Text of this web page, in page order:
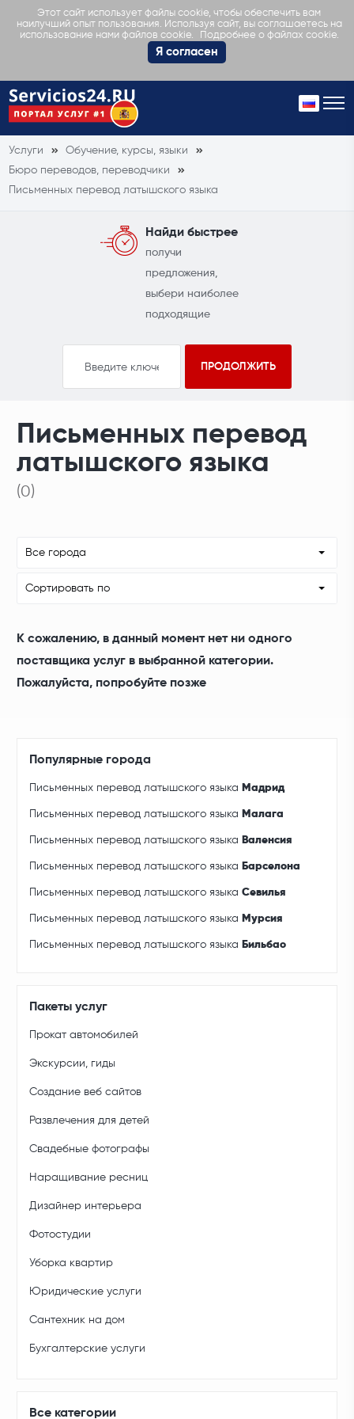
Этот сайт использует файлы cookie, чтобы обеспечить вам
наилучший опыт пользования. Используя сайт, вы соглашаетесь на
использование нами файлов cookie.
Подробнее о файлах cookie.
Я согласен
Услуги
Обучение, курсы, языки
Бюро переводов, переводчики
Письменных перевод латышского языка
Найди быстрее
получи
предложения,
выбери наиболее
подходящие
Письменных перевод
латышского языка
(0)
Все города
Сортировать по
К сожалению, в данный момент нет ни одного
поставщика услуг в выбранной категории.
Пожалуйста, попробуйте позже
Популярные города
Письменных перевод латышского языка Мадрид
Письменных перевод латышского языка Малага
Письменных перевод латышского языка Валенсия
Письменных перевод латышского языка Барселона
Письменных перевод латышского языкаСевилья
Письменных перевод латышского языка Мурсия
Письменных перевод латышского языка Бильбао
Пакеты услуг
Прокат автомобилей
Экскурсии, гиды
Создание веб сайтов
Развлечения для детей
Свадебные фотографы
Наращивание ресниц
Дизайнер интерьера
Фотостудии
Уборка квартир
Юридические услуги
Сантехник на дом
Бухгалтерские услуги
Все категории